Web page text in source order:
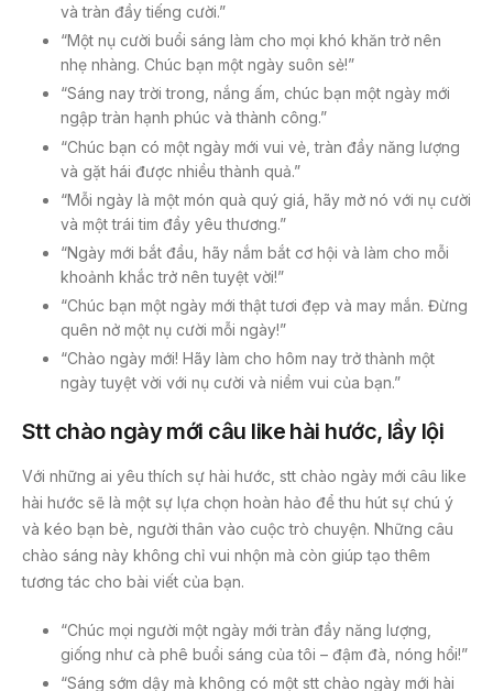
và tràn đầy tiếng cười.”
“Một nụ cười buổi sáng làm cho mọi khó khăn trở nên
nhẹ nhàng. Chúc bạn một ngày suôn sẻ!”
“Sáng nay trời trong, nắng ấm, chúc bạn một ngày mới
ngập tràn hạnh phúc và thành công.”
“Chúc bạn có một ngày mới vui vẻ, tràn đầy năng lượng
và gặt hái được nhiều thành quả.”
“Mỗi ngày là một món quà quý giá, hãy mở nó với nụ cười
và một trái tim đầy yêu thương.”
“Ngày mới bắt đầu, hãy nắm bắt cơ hội và làm cho mỗi
khoảnh khắc trở nên tuyệt vời!”
“Chúc bạn một ngày mới thật tươi đẹp và may mắn. Đừng
quên nở một nụ cười mỗi ngày!”
“Chào ngày mới! Hãy làm cho hôm nay trở thành một
ngày tuyệt vời với nụ cười và niềm vui của bạn.”
Stt chào ngày mới câu like hài hước, lầy lội
Với những ai yêu thích sự hài hước, stt chào ngày mới câu like
hài hước sẽ là một sự lựa chọn hoàn hảo để thu hút sự chú ý
và kéo bạn bè, người thân vào cuộc trò chuyện. Những câu
chào sáng này không chỉ vui nhộn mà còn giúp tạo thêm
tương tác cho bài viết của bạn.
“Chúc mọi người một ngày mới tràn đầy năng lượng,
giống như cà phê buổi sáng của tôi – đậm đà, nóng hổi!”
“Sáng sớm dậy mà không có một stt chào ngày mới hài